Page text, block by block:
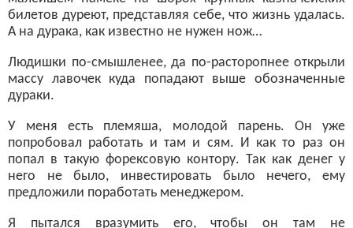
билетов дуреют, представляя себе, что жизнь удалась.
А на дурака, как известно не нужен нож…
Людишки по-смышленее, да по-расторопнее открыли
массу лавочек куда попадают выше обозначенные
дураки.
У меня есть племяша, молодой парень. Он уже
попробовал работать и там и сям. И как то раз он
попал в такую форексовую контору. Так как денег у
него не было, инвестировать было нечего, ему
предложили поработать менеджером.
Я пытался вразумить его, чтобы он там не